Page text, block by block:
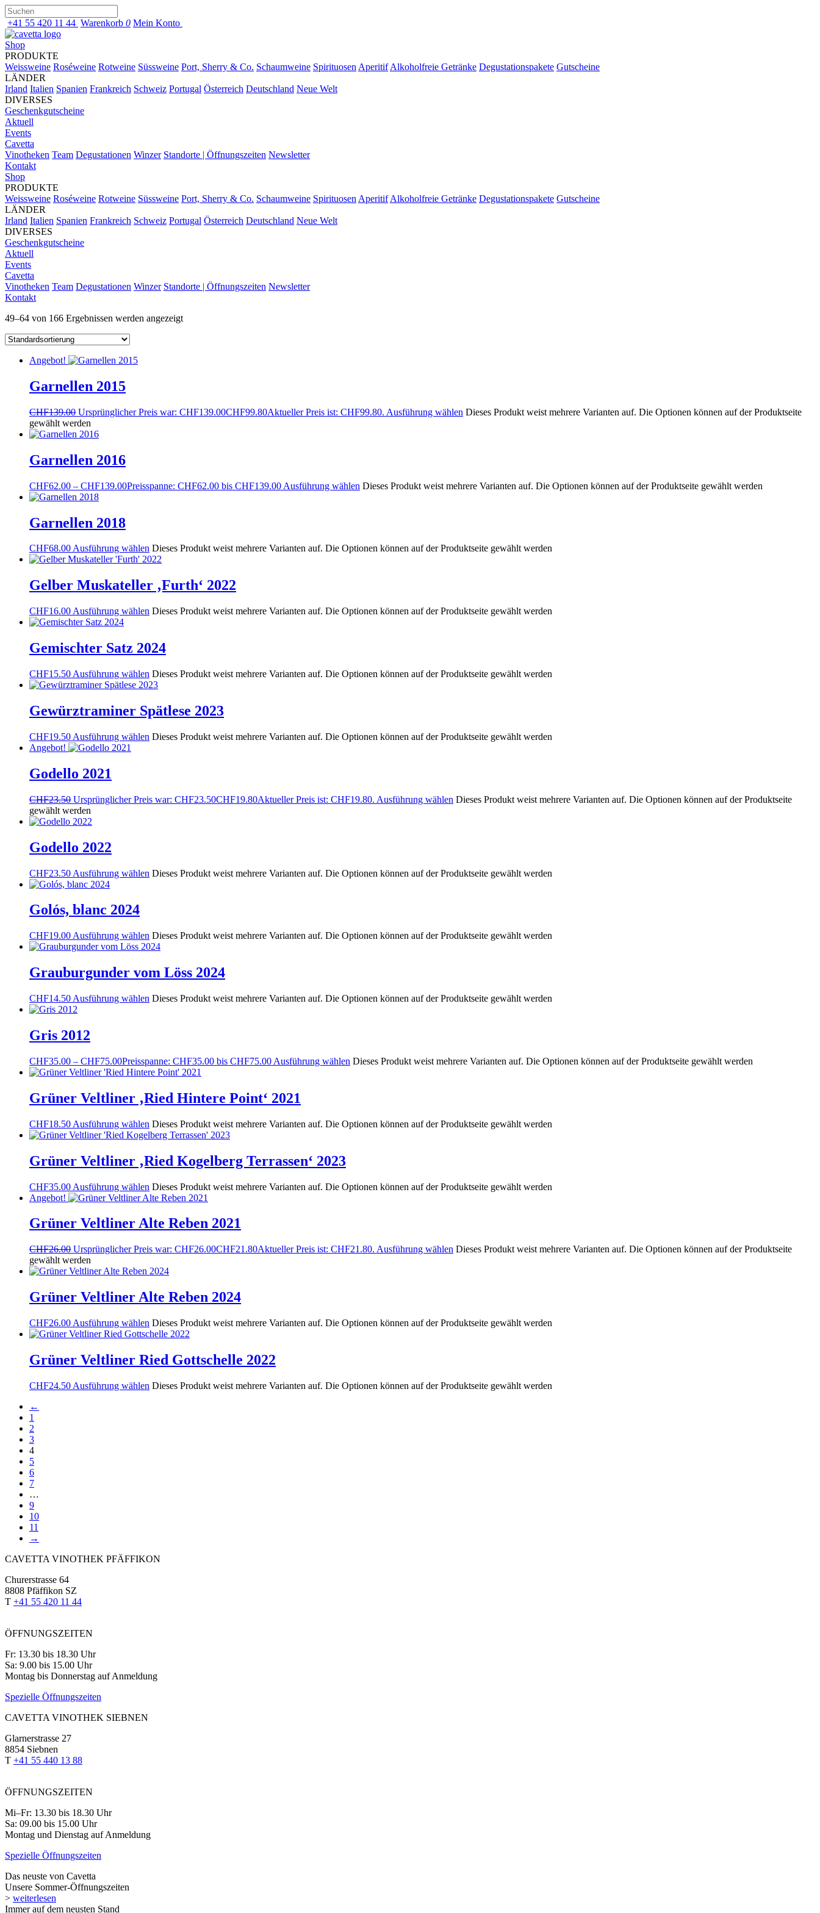
+41 55 420 11 44 Warenkorb 0 Mein Konto
Shop
PRODUKTE
Weissweine Roséweine Rotweine Süssweine Port, Sherry & Co. Schaumweine Spirituosen Aperitif Alkoholfreie Getränke Degustationspakete Gutscheine
LÄNDER
Irland Italien Spanien Frankreich Schweiz Portugal Österreich Deutschland Neue Welt
DIVERSES
Geschenkgutscheine
Aktuell
Events
Cavetta
Vinotheken Team Degustationen Winzer Standorte | Öffnungszeiten Newsletter
Kontakt
Shop
PRODUKTE
Weissweine Roséweine Rotweine Süssweine Port, Sherry & Co. Schaumweine Spirituosen Aperitif Alkoholfreie Getränke Degustationspakete Gutscheine
LÄNDER
Irland Italien Spanien Frankreich Schweiz Portugal Österreich Deutschland Neue Welt
DIVERSES
Geschenkgutscheine
Aktuell
Events
Cavetta
Vinotheken Team Degustationen Winzer Standorte | Öffnungszeiten Newsletter
Kontakt
49–64 von 166 Ergebnissen werden angezeigt
Angebot!
Garnellen 2015
CHF139.00 Ursprünglicher Preis war: CHF139.00CHF99.80Aktueller Preis ist: CHF99.80. Ausführung wählen Dieses Produkt weist mehrere Varianten auf. Die Optionen können auf der Produktseite
gewählt werden
Garnellen 2016
CHF62.00 – CHF139.00Preisspanne: CHF62.00 bis CHF139.00 Ausführung wählen Dieses Produkt weist mehrere Varianten auf. Die Optionen können auf der Produktseite gewählt werden
Garnellen 2018
CHF68.00Ausführung wählen Dieses Produkt weist mehrere Varianten auf. Die Optionen können auf der Produktseite gewählt werden
Gelber Muskateller ‚Furth‘ 2022
CHF16.00 Ausführung wählen Dieses Produkt weist mehrere Varianten auf. Die Optionen können auf der Produktseite gewählt werden
Gemischter Satz 2024
CHF15.50 Ausführung wählen Dieses Produkt weist mehrere Varianten auf. Die Optionen können auf der Produktseite gewählt werden
Gewürztraminer Spätlese 2023
CHF19.50 Ausführung wählen Dieses Produkt weist mehrere Varianten auf. Die Optionen können auf der Produktseite gewählt werden
Angebot!
Godello 2021
CHF23.50 Ursprünglicher Preis war: CHF23.50CHF19.80Aktueller Preis ist: CHF19.80. Ausführung wählen Dieses Produkt weist mehrere Varianten auf. Die Optionen können auf der Produktseite
gewählt werden
Godello 2022
CHF23.50 Ausführung wählen Dieses Produkt weist mehrere Varianten auf. Die Optionen können auf der Produktseite gewählt werden
Golós, blanc 2024
CHF19.00 Ausführung wählen Dieses Produkt weist mehrere Varianten auf. Die Optionen können auf der Produktseite gewählt werden
Grauburgunder vom Löss 2024
CHF14.50 Ausführung wählen Dieses Produkt weist mehrere Varianten auf. Die Optionen können auf der Produktseite gewählt werden
Gris 2012
CHF35.00 – CHF75.00Preisspanne: CHF35.00 bis CHF75.00 Ausführung wählen Dieses Produkt weist mehrere Varianten auf. Die Optionen können auf der Produktseite gewählt werden
Grüner Veltliner ‚Ried Hintere Point‘ 2021
CHF18.50 Ausführung wählen Dieses Produkt weist mehrere Varianten auf. Die Optionen können auf der Produktseite gewählt werden
Grüner Veltliner ‚Ried Kogelberg Terrassen‘ 2023
CHF35.00 Ausführung wählen Dieses Produkt weist mehrere Varianten auf. Die Optionen können auf der Produktseite gewählt werden
Angebot!
Grüner Veltliner Alte Reben 2021
CHF26.00 Ursprünglicher Preis war: CHF26.00CHF21.80Aktueller Preis ist: CHF21.80. Ausführung wählen Dieses Produkt weist mehrere Varianten auf. Die Optionen können auf der Produktseite
gewählt werden
Grüner Veltliner Alte Reben 2024
CHF26.00 Ausführung wählen Dieses Produkt weist mehrere Varianten auf. Die Optionen können auf der Produktseite gewählt werden
Grüner Veltliner Ried Gottschelle 2022
CHF24.50 Ausführung wählen Dieses Produkt weist mehrere Varianten auf. Die Optionen können auf der Produktseite gewählt werden
←
1
2
3
4
5
6
7
…
9
10
11
→
CAVETTA VINOTHEK PFÄFFIKON
Churerstrasse 64
8808 Pfäffikon SZ
T +41 55 420 11 44
ÖFFNUNGSZEITEN
Fr: 13.30 bis 18.30 Uhr
Sa: 9.00 bis 15.00 Uhr
Montag bis Donnerstag auf Anmeldung
Spezielle Öffnungszeiten
CAVETTA VINOTHEK SIEBNEN
Glarnerstrasse 27
8854 Siebnen
T +41 55 440 13 88
ÖFFNUNGSZEITEN
Mi–Fr: 13.30 bis 18.30 Uhr
Sa: 09.00 bis 15.00 Uhr
Montag und Dienstag auf Anmeldung
Spezielle Öffnungszeiten
Das neuste von Cavetta
Unsere Sommer-Öffnungszeiten
> weiterlesen
Immer auf dem neusten Stand